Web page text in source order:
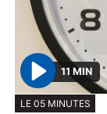
P
l
11 MIN
LE 05 MINUTES